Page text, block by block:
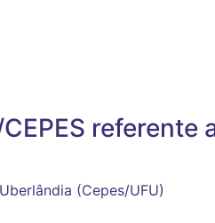
referente
(Cepes/UFU)